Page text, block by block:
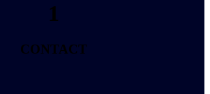
1
CONTACT